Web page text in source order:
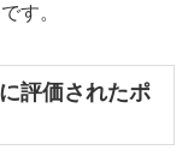
す。
評価されたポ